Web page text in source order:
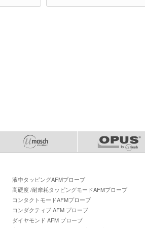
液中タッピングAFMプローブ
高硬度 /耐摩耗タッピングモードAFMプローブ
コンタクトモードAFMプローブ
コンダクティブ AFM プローブ
ダイヤモンド AFM プローブ